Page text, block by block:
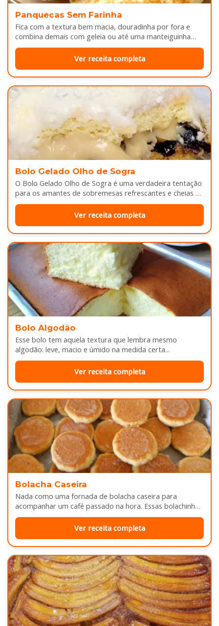
Panquecas Sem Farinha
Fica com a textura bem macia, douradinha por fora e
combina demais com geleia ou até uma manteiguinha
derretendo por cima...
Ver receita completa
Bolo Gelado Olho de Sogra
O Bolo Gelado Olho de Sogra é uma verdadeira tentação
para os amantes de sobremesas refrescantes e cheias de
sabor...
Ver receita completa
Bolo Algodão
Esse bolo tem aquela textura que lembra mesmo
algodão: leve, macio e úmido na medida certa...
Ver receita completa
Bolacha Caseira
Nada como uma fornada de bolacha caseira para
acompanhar um café passado na hora. Essas bolachinhas
ficam levemente douradas por…
Ver receita completa